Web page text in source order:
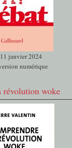
janvier 2024
numérique
révolution woke